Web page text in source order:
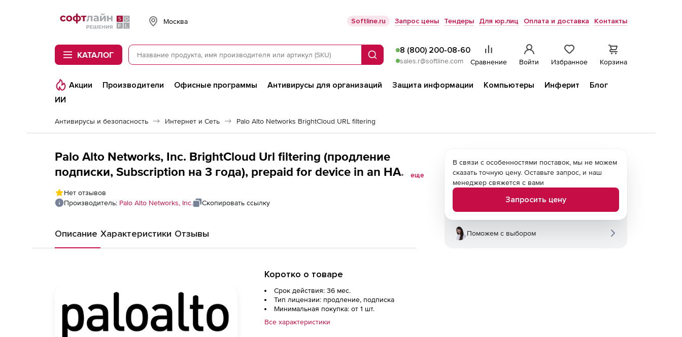
Softline
Москва Softline.ru Запрос цены Тендеры Для юр.лиц Оплата и доставка Контакты
КАТАЛОГ Поиск
8 (800) 200-08-60
sales.r@softline.com Сравнение Войти Избранное Корзина
Акции Производители Офисные программы Антивирусы для организаций Защита информации Компьютеры Инферит
Блог
ИИ
Антивирусы и безопасность Интернет и Сеть Palo Alto Networks BrightCloud URL filtering
Palo Alto Networks, Inc. BrightCloud Url filtering (продление
подписки, Subscription на 3 года), prepaid for device in an HA
pair, PA-3260
еще
Нет отзывов
Производитель: Palo Alto Networks, Inc. Скопировать ссылку
Описание Характеристики Отзывы
Коротко о товаре
Срок действия: 36 мес.
Тип лицензии: продление, подписка
Минимальная покупка: от 1 шт.
Все характеристики
В связи с особенностями поставок, мы не можем
сказать точную цену. Оставьте запрос, и наш
менеджер свяжется с вами
Запросить цену
Поможем с выбором